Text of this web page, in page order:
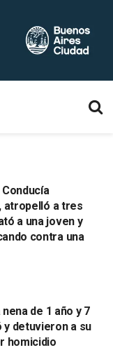
atropelló a tres
a una joven y
contra una
nena de 1 año y 7
y detuvieron a su
homicidio